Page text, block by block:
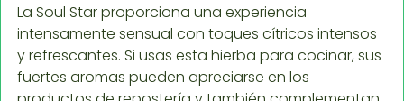
La Soul Star proporciona una experiencia
intensamente sensual con toques cítricos intensos
y refrescantes. Si usas esta hierba para cocinar, sus
fuertes aromas pueden apreciarse en los